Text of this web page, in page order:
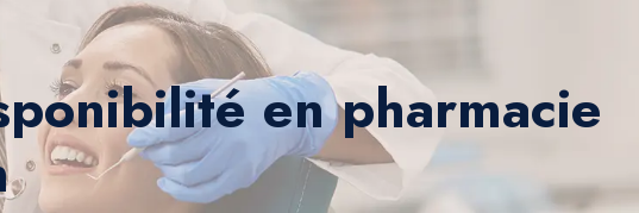
en pharmacie